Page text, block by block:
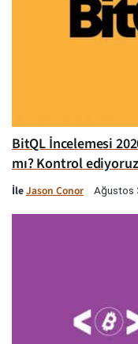
BitQL İncelemesi
mı? Kontrol ediyoruz
İleJason Conor Ağustos